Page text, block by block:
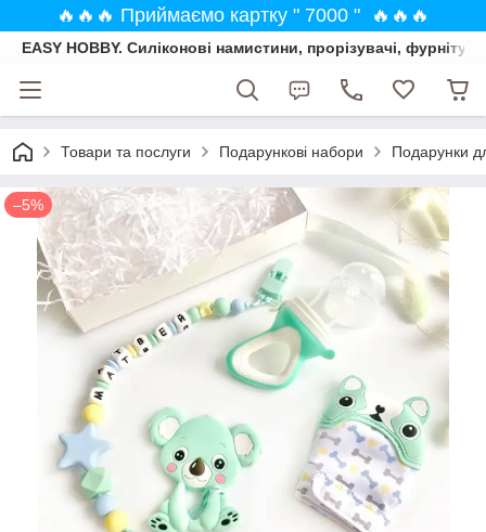
🔥🔥🔥 Приймаємо картку " 7000 " 🔥🔥🔥
EASY HOBBY. Силіконові намистини, прорізувачі,
Товари та послуги Подарункові набори Подарунки
–5%